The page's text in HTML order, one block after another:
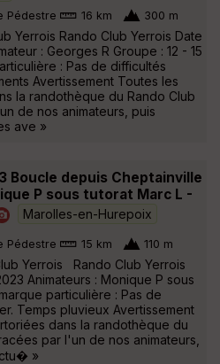
Pédestre 16 km 300 m
Yerrois Rando Club Yerrois Date
: Georges R Groupe : 12 - 15
: Pas de difficultés
Avertissement Toutes les
la randothèque du Rando Club
de nos animateurs, puis
ave »
Boucle depuis Cheptainville
P sous tutorat Marc L -
Marolles-en-Hurepoix
Pédestre 15 km 110 m
Yerrois Rando Club Yerrois
Animateurs : Monique P sous
particulière : Pas de
Temps pluvieux Avertissement
dans la randothèque du
par l'un de nos animateurs,
»